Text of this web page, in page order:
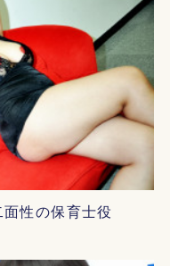
性の保育士役